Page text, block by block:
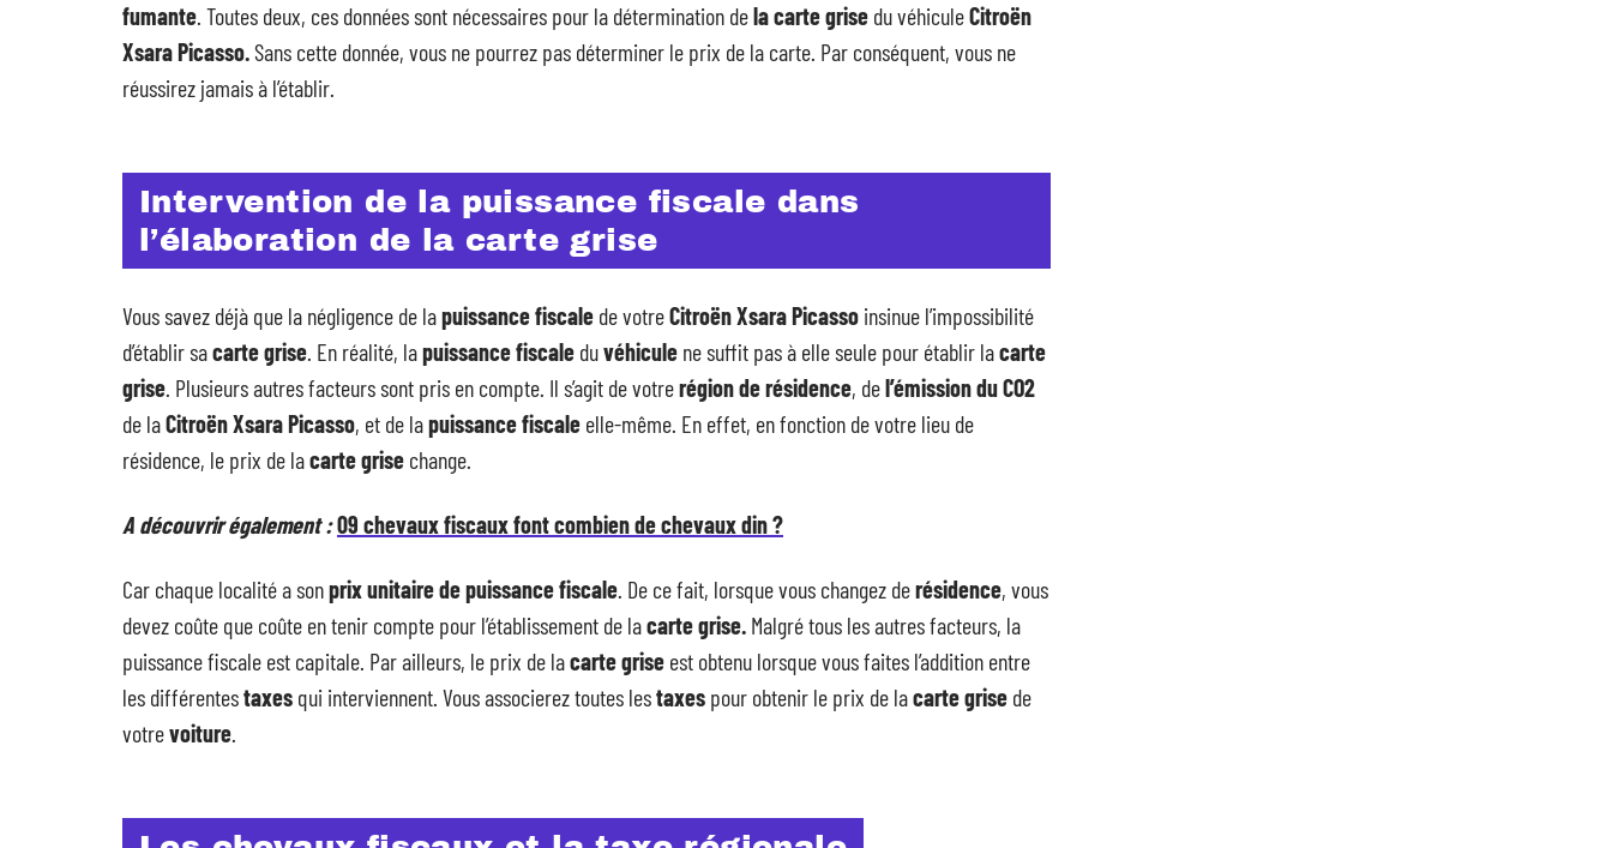
fumante. Toutes deux, ces données sont nécessaires pour la détermination dela carte grise du véhiculeCitroën
Xsara Picasso.Sans cette donnée, vous ne pourrez pas déterminer le prix de la carte. Par conséquent, vous ne
réussirez jamais à l’établir.
Intervention de la puissance fiscale dans
l’élaboration de la carte grise
Vous savez déjà que la négligence de lapuissance fiscale de votreCitroën Xsara Picasso insinue l’impossibilité
d’établir sacarte grise. En réalité, lapuissance fiscale duvéhicule ne suffit pas à elle seule pour établir lacarte
grise. Plusieurs autres facteurs sont pris en compte. Il s’agit de votrerégion de résidence, del’émission du CO2
de laCitroën Xsara Picasso, et de lapuissance fiscale elle-même. En effet, en fonction de votre lieu de
résidence, le prix de lacarte grise change.
A découvrir également :09 chevaux fiscaux font combien de chevaux din ?
Car chaque localité a sonprix unitaire de puissance fiscale. De ce fait, lorsque vous changez derésidence, vous
devez coûte que coûte en tenir compte pour l’établissement de lacarte grise. Malgré tous les autres facteurs, la
puissance fiscale est capitale. Par ailleurs, le prix de lacarte grise est obtenu lorsque vous faites l’addition entre
les différentestaxes qui interviennent. Vous associerez toutes lestaxes pour obtenir le prix de lacarte grise de
votrevoiture.